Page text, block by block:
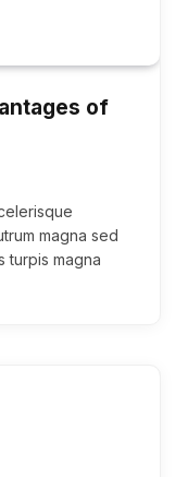
of
magna sed
turpis magna